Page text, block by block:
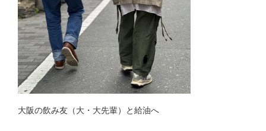
大阪の飲み友（大・大先輩）と給油へ